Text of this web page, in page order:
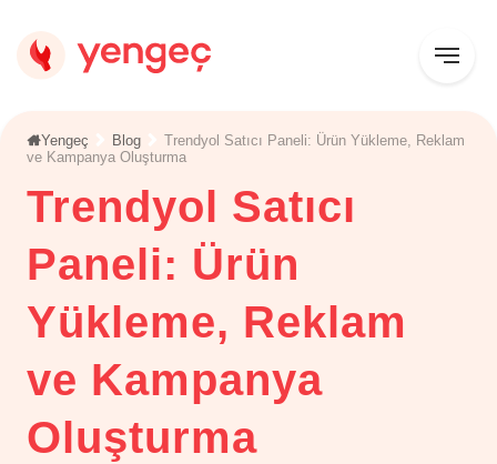
Yengeç Blog
Trendyol Satıcı Paneli: Ürün Yükleme, Reklam
ve Kampanya Oluşturma
Trendyol Satıcı
Paneli: Ürün
Yükleme, Reklam
ve Kampanya
Oluşturma